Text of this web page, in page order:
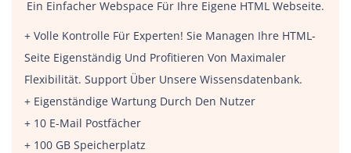
Ein Einfacher Webspace Für Ihre Eigene HTML Webseite.
+ Volle Kontrolle Für Experten! Sie Managen Ihre HTML-
Seite Eigenständig Und Profitieren Von Maximaler
Flexibilität. Support Über Unsere Wissensdatenbank.
+ Eigenständige Wartung Durch Den Nutzer
+ 10 E-Mail Postfächer
+ 100 GB Speicherplatz